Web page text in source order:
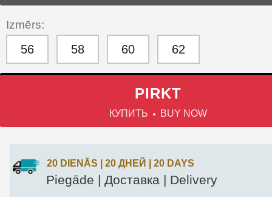
Izmērs:
56 58 60 62
PIRKT
КУПИТЬ BUY NOW
20 DIENĀS | 20 ДНЕЙ | 20 DAYS
Piegāde | Доставка | Delivery